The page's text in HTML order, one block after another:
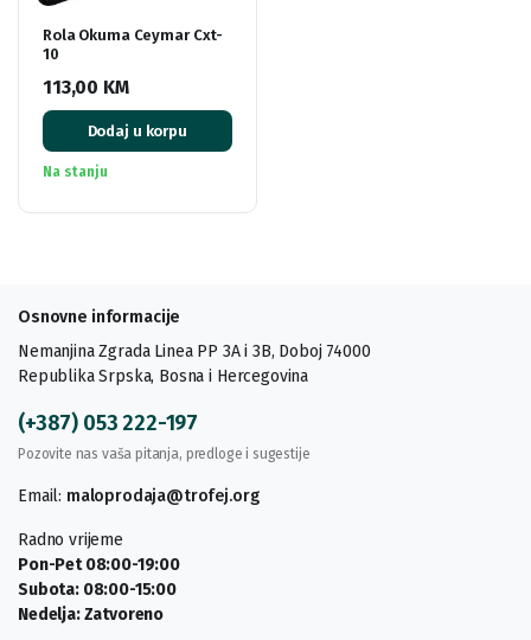
Rola Okuma Ceymar Cxt-
10
113,00 KM
Dodaj u korpu
Na stanju
Osnovne informacije
Nemanjina Zgrada Linea PP 3A i 3B, Doboj 74000
Republika Srpska, Bosna i Hercegovina
(+387) 053 222-197
Pozovite nas vaša pitanja, predloge i sugestije
Email: maloprodaja@trofej.org
Radno vrijeme
Pon-Pet 08:00-19:00
Subota: 08:00-15:00
Nedelja: Zatvoreno